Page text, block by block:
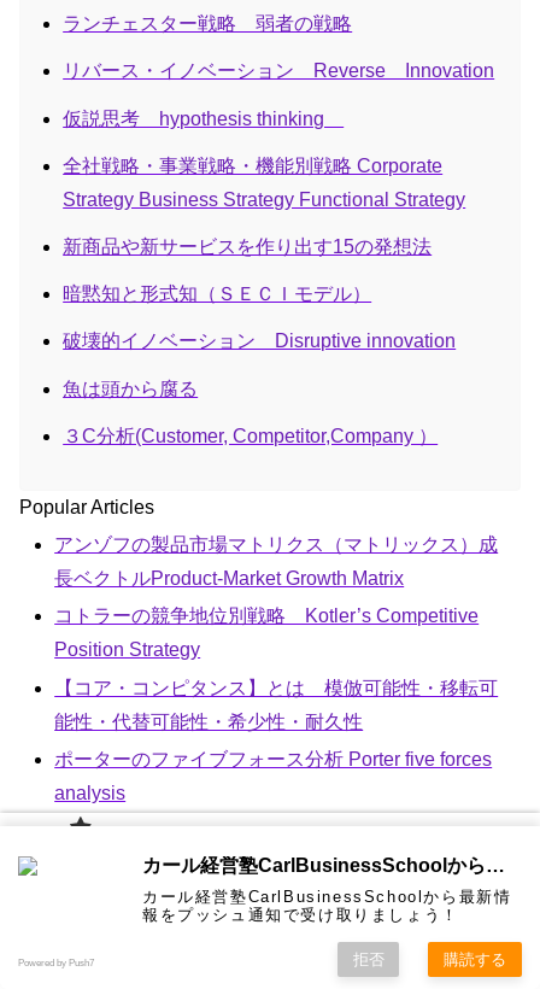
ランチェスター戦略 弱者の戦略
リバース・イノベーション Reverse Innovation
仮説思考 hypothesis thinking
全社戦略・事業戦略・機能別戦略 Corporate
Strategy Business Strategy Functional Strategy
新商品や新サービスを作り出す15の発想法
暗黙知と形式知（ＳＥＣＩモデル）
破壊的イノベーション Disruptive innovation
魚は頭から腐る
３C分析(Customer, Competitor,Company ）
Popular Articles
アンゾフの製品市場マトリクス（マトリックス）成
長ベクトルProduct-Market Growth Matrix
コトラーの競争地位別戦略 Kotler’s Competitive
Position Strategy
【コア・コンピタンス】とは 模倣可能性・移転可
能性・代替可能性・希少性・耐久性
ポーターのファイブフォース分析 Porter five forces
analysis
３C分析(Customer, Competitor,Company ）
Newest Articles
動画生成AI「Dream Machine」
シンギュラリティ (singularity)
ばれまし
コンサル
ティング
経営学用
語集
認定コン
サルタン
無料メル
マガ！
★カール
経営塾動
お問い合
わせ
★熱海風
水＆グリ
プライバ
カール経営塾CarlBusinessSchoolから通知を受け取る
カール経営塾CarlBusinessSchoolから最新情
報をプッシュ通知で受け取りましょう！
Powered by Push7 拒否 購読する